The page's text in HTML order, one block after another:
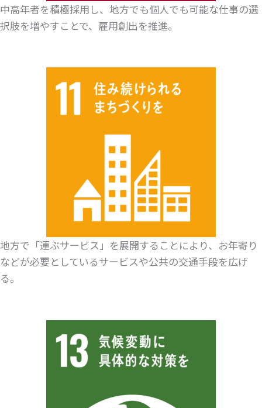
中高年者を積極採用し、地方でも個人でも可能な仕事の選
択肢を増やすことで、雇用創出を推進。
地方で「運ぶサービス」を展開することにより、お年寄り
などが必要としているサービスや公共の交通手段を広げ
る。